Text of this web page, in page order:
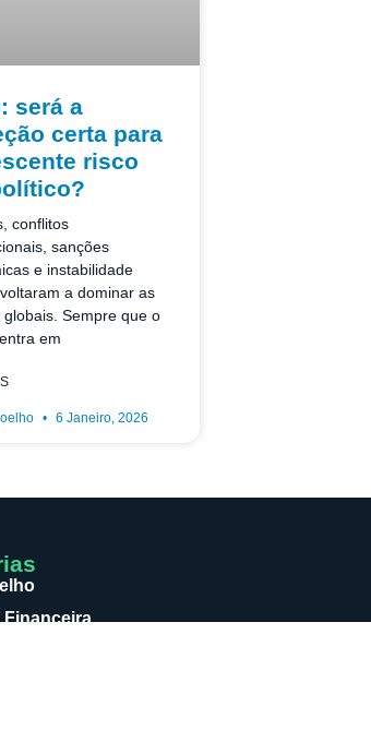
será a
certa para
risco
conflitos
sanções
e instabilidade
a dominar as
globais. Sempre que o
em
6 Janeiro, 2026